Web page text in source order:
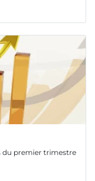
du premier trimestre